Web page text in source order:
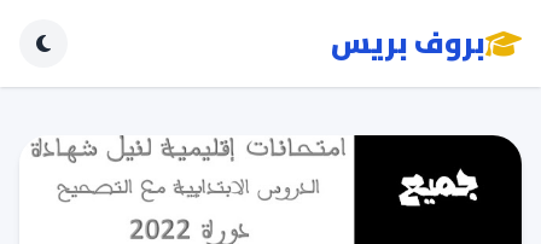
بروف بريس